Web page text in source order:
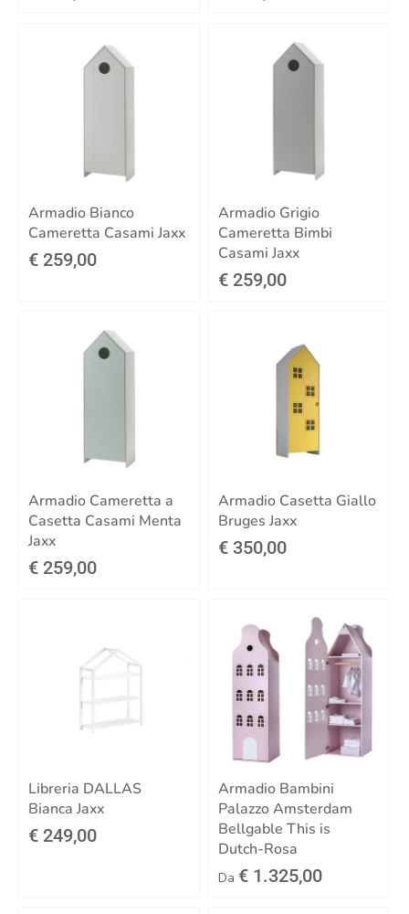
Armadio Bianco
Cameretta Casami Jaxx
€ 259,00
Armadio Grigio
Cameretta Bimbi
Casami Jaxx
€ 259,00
Armadio Cameretta a
Casetta Casami Menta
Jaxx
€ 259,00
Armadio Casetta Giallo
Bruges Jaxx
€ 350,00
Libreria DALLAS
Bianca Jaxx
€ 249,00
Armadio Bambini
Palazzo Amsterdam
Bellgable This is
Dutch-Rosa
Da € 1.325,00